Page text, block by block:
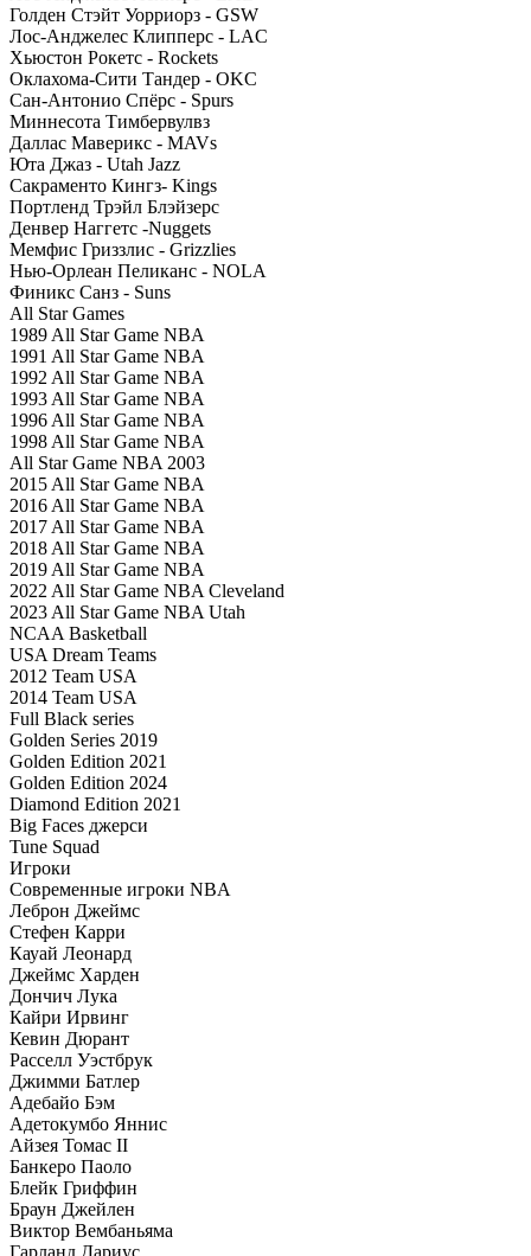
Голден Стэйт Уорриорз - GSW
Лос-Анджелес Клипперс - LAC
Хьюстон Рокетс - Rockets
Оклахома-Сити Тандер - OKC
Сан-Антонио Спёрс - Spurs
Миннесота Тимбервулвз
Даллас Маверикс - MAVs
Юта Джаз - Utah Jazz
Сакраменто Кингз- Kings
Портленд Трэйл Блэйзерс
Денвер Наггетс -Nuggets
Мемфис Гриззлис - Grizzlies
Нью-Орлеан Пеликанс - NOLA
Финикс Санз - Suns
All Star Games
1989 All Star Game NBA
1991 All Star Game NBA
1992 All Star Game NBA
1993 All Star Game NBA
1996 All Star Game NBA
1998 All Star Game NBA
All Star Game NBA 2003
2015 All Star Game NBA
2016 All Star Game NBA
2017 All Star Game NBA
2018 All Star Game NBA
2019 All Star Game NBA
2022 All Star Game NBA Cleveland
2023 All Star Game NBA Utah
NCAA Basketball
USA Dream Teams
2012 Team USA
2014 Team USA
Full Black series
Golden Series 2019
Golden Edition 2021
Golden Edition 2024
Diamond Edition 2021
Big Faces джерси
Tune Squad
Игроки
Современные игроки NBA
Леброн Джеймс
Стефен Карри
Кауай Леонард
Джеймс Харден
Дончич Лука
Кайри Ирвинг
Кевин Дюрант
Расселл Уэстбрук
Джимми Батлер
Адебайо Бэм
Адетокумбо Яннис
Айзея Томас II
Банкеро Паоло
Блейк Гриффин
Браун Джейлен
Виктор Вембаньяма
Гарланд Дариус